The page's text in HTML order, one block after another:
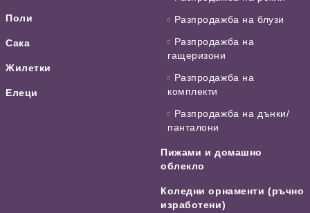
Поли
Сака
Жилетки
Елеци
Разпродажба на блузи
Разпродажба на
гащеризони
Разпродажба на
комплекти
Разпродажба на дънки/
панталони
Пижами и домашно
облекло
Коледни орнаменти (ръчно
изработени)